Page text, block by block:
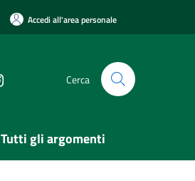
Accedi all'area personale
Cerca
Tutti gli argomenti